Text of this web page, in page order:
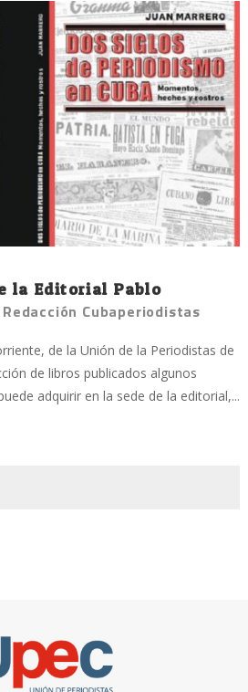
la Editorial Pablo
Redacción Cubaperiodistas
de la Unión de la Periodistas de
de libros publicados algunos
adquirir en la sede de la editorial,...